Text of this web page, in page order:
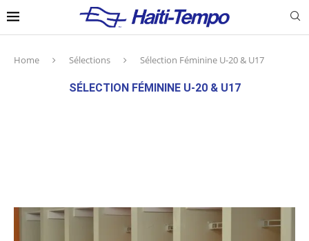
Home Sélections Sélection Féminine U-20 & U17
SÉLECTION FÉMININE U-20 & U17